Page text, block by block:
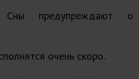
предупреждают о
очень скоро.